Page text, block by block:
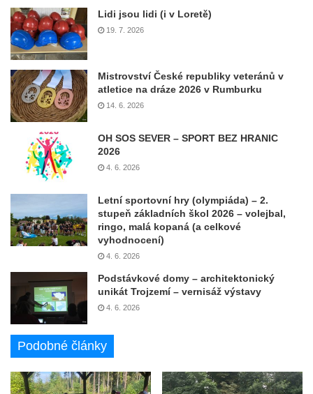
Lidi jsou lidi (i v Loretě)
19. 7. 2026
Mistrovství České republiky veteránů v
atletice na dráze 2026 v Rumburku
14. 6. 2026
OH SOS SEVER – SPORT BEZ HRANIC
2026
4. 6. 2026
Letní sportovní hry (olympiáda) – 2.
stupeň základních škol 2026 – volejbal,
ringo, malá kopaná (a celkové
vyhodnocení)
4. 6. 2026
Podstávkové domy – architektonický
unikát Trojzemí – vernisáž výstavy
4. 6. 2026
Podobné články